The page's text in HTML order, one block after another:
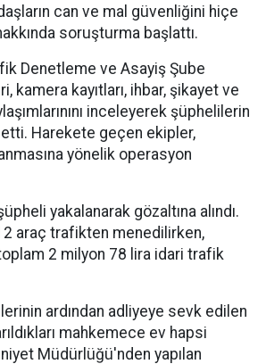
can ve mal güvenliğini hiçe
soruşturma başlattı.
Denetleme ve Asayiş Şube
kamera kayıtları, ihbar, şikayet ve
inceleyerek şüphelilerin
Harekete geçen ekipler,
yönelik operasyon
yakalanarak gözaltına alındı.
araç trafikten menedilirken,
2 milyon 78 lira idari trafik
ardından adliyeye sevk edilen
mahkemece ev hapsi
Müdürlüğü'nden yapılan